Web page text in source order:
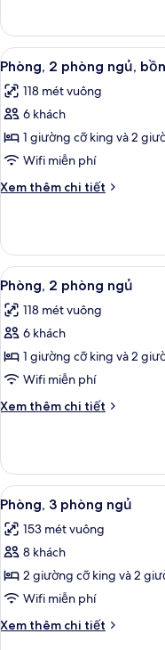
In
Shower)
Phòng,
phòng
(Roll
In
Xem
tất
cả
ảnh
Phòng,
2
phòng
ngủ,
tắm
8
Phòng, 2 phòng ngủ,
118 mét vuông
6 khách
1 giường cỡ king và 2
Wifi miễn phí
Xem thêm chi tiết
Chi
Phòng,
phòng
bồn
tắm
Xem
tất
cả
ảnh
Phòng,
2
phòng
ngủ
8
Phòng, 2 phòng ngủ
118 mét vuông
6 khách
1 giường cỡ king và 2
Wifi miễn phí
Xem thêm chi tiết
Chi
Phòng,
phòng
Xem
tất
cả
ảnh
Phòng,
3
phòng
ngủ
8
Phòng, 3 phòng ngủ
153 mét vuông
8 khách
2 giường cỡ king và 2
Wifi miễn phí
Xem thêm chi tiết
Chi